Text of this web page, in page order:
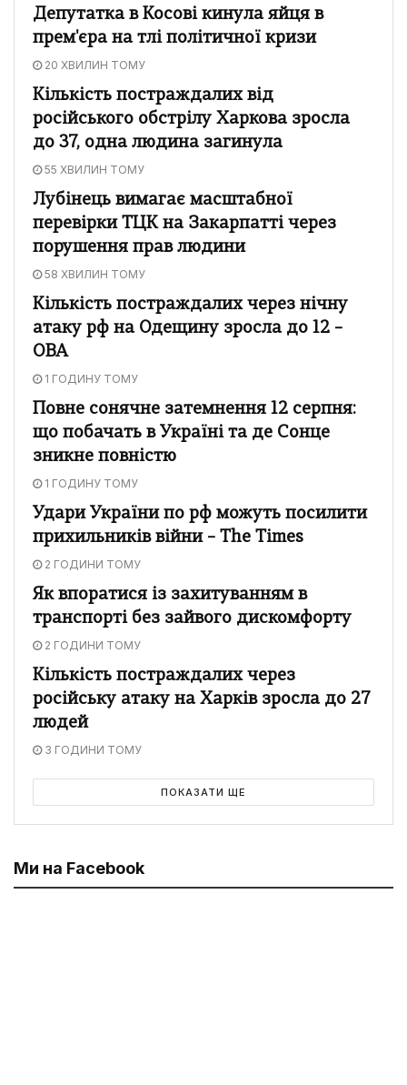
Депутатка в Косові кинула яйця в
прем'єра на тлі політичної кризи
20 ХВИЛИН ТОМУ
Кількість постраждалих від
російського обстрілу Харкова зросла
до 37, одна людина загинула
55 ХВИЛИН ТОМУ
Лубінець вимагає масштабної
перевірки ТЦК на Закарпатті через
порушення прав людини
58 ХВИЛИН ТОМУ
Кількість постраждалих через нічну
атаку рф на Одещину зросла до 12 –
ОВА
1 ГОДИНУ ТОМУ
Повне сонячне затемнення 12 серпня:
що побачать в Україні та де Сонце
зникне повністю
1 ГОДИНУ ТОМУ
Удари України по рф можуть посилити
прихильників війни – The Times
2 ГОДИНИ ТОМУ
Як впоратися із захитуванням в
транспорті без зайвого дискомфорту
2 ГОДИНИ ТОМУ
Кількість постраждалих через
російську атаку на Харків зросла до 27
людей
3 ГОДИНИ ТОМУ
ПОКАЗАТИ ЩЕ
Ми на Facebook